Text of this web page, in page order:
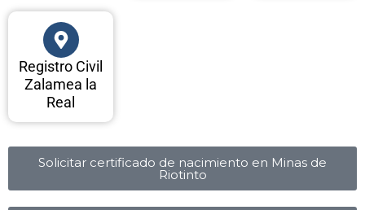
Registro Civil
Zalamea la
Real
Solicitar certificado de nacimiento en Minas de
Riotinto​